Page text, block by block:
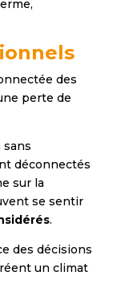
des
perte de
sans
déconnectés
sur la
se sentir
.
des décisions
un climat